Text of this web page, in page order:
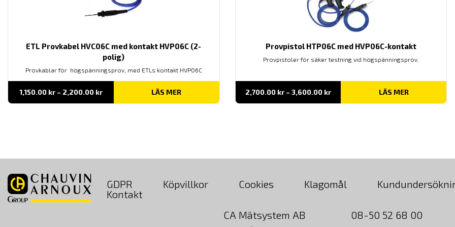
ETL Provkabel HVC06C med kontakt HVP06C (2-
polig)
Provkablar för högspänningsprov, med ETLs kontakt HVP06C
1,150.00 kr – 2,200.00 krPrisintervall:
till
LÄS MER
Provpistol HTP06C med HVP06C-kontakt
Provpistoler för säker testning vid högspänningsprov.
2,700.00 kr – 3,600.00 krPrisintervall:
till
LÄS MER
GDPR Köpvillkor Cookies Klagomål
Kontakt
CA Mätsystem AB
08-50 52 68 00